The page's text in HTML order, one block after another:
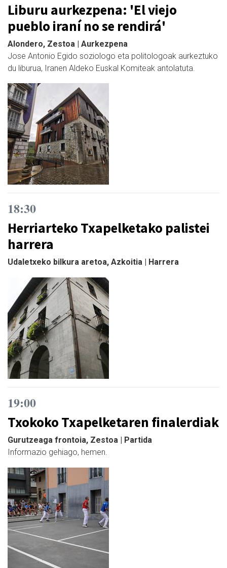
Liburu aurkezpena: 'El viejo
pueblo iraní no se rendirá'
Alondero, Zestoa | Aurkezpena
Jose Antonio Egido soziologo eta politologoak aurkeztuko
du liburua, Iranen Aldeko Euskal Komiteak antolatuta.
18:30
Herriarteko Txapelketako palistei
harrera
Udaletxeko bilkura aretoa, Azkoitia | Harrera
19:00
Txokoko Txapelketaren finalerdiak
Gurutzeaga frontoia, Zestoa | Partida
Informazio gehiago, hemen.